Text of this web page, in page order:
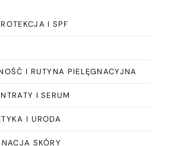
I SPF
I RUTYNA PIELĘGNACYJNA
I SERUM
I URODA
SKÓRY